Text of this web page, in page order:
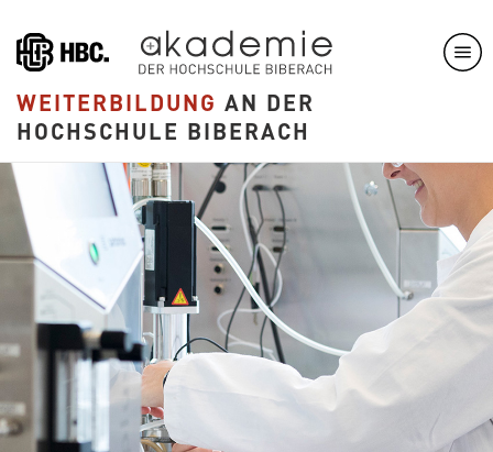
zum
Inhalt
WEITERBILDUNG AN DER
HOCHSCHULE BIBERACH